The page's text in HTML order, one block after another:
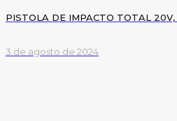
PISTOLA DE IMPACTO TOTAL
3 de agosto de 2024